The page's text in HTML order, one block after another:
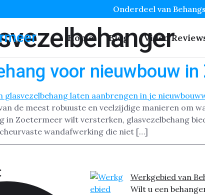
Onderdeel van
Home Blog Video
voor nieuwbouw
de meest robuuste en veelzijdige manieren om
in Zoetermeer wilt versterken, glasvezelbehang
wandafwerking die niet […]
Werkgebied van
Wilt u een